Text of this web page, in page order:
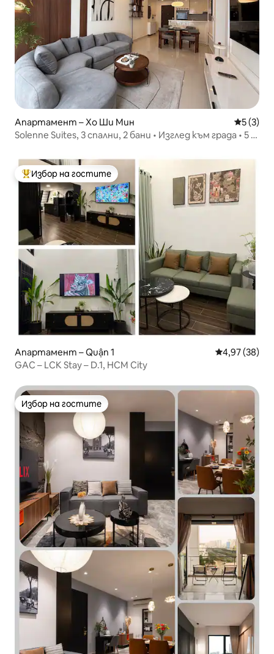
Апартамент – Хо Ши Мин Средна
5 (3)
Solenne Suites, 3 спални, 2 бани • Изглед към града • 5 м
Най-популярен избор на гостите
Избор на гостите
Апартамент – Quận 1 Средна
4,97 (38)
GAC – LCK Stay – D.1, HCM City
Избор на гостите
Избор на гостите